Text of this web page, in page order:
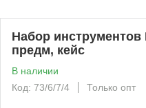
Набор
предм, кейс
В наличии
Код: 73/6/7/4
Только опт